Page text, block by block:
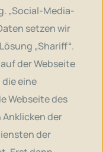
„Social-Media-
setzen wir
„Shariff“.
der Webseite
eine
Webseite des
der
der